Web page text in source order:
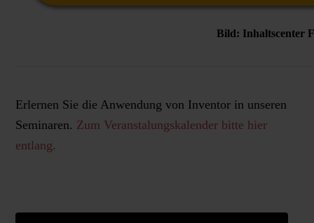
Bild: Inhaltscenter
Erlernen Sie die Anwendung von Inventor in unseren
Seminaren. Zum Veranstalungskalender bitte hier
entlang.